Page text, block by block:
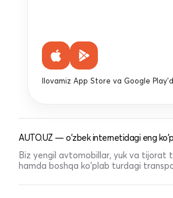
Ilovamiz App Store va Google
AUTO.UZ — o'zbek internetidagi eng
Biz yengil avtomobillar, yuk va
hamda boshqa ko'plab turdagi